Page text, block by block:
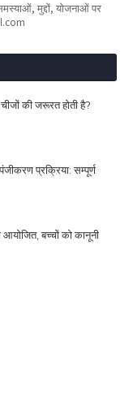
मुद्दों, योजनाओं पर
की जरूरत होती है?
प्रक्रिया: सम्पूर्ण
आयोजित, बच्चों को कानूनी